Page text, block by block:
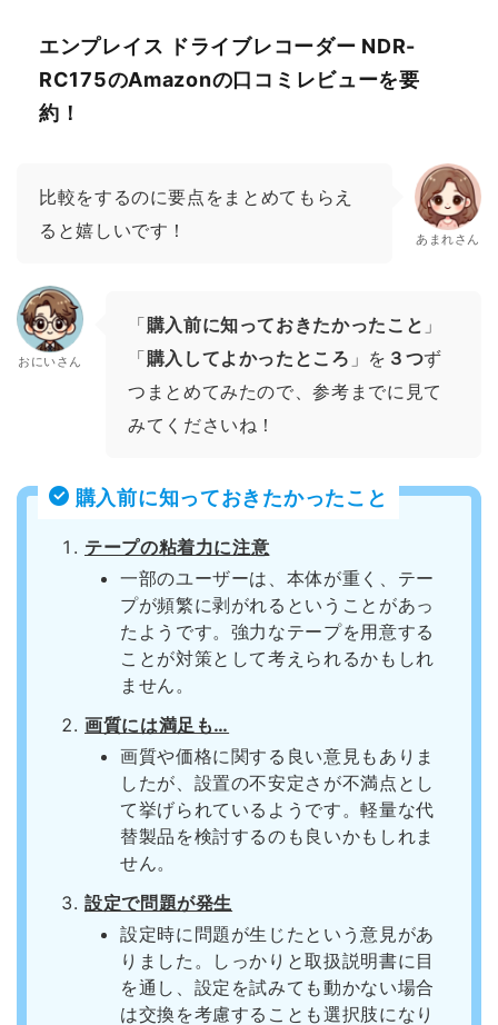
エンプレイス ドライブレコーダー NDR-
RC175のAmazonの口コミレビューを要
約！
比較をするのに要点をまとめてもらえ
ると嬉しいです！
あまれさん
おにいさん
「購入前に知っておきたかったこと 」
「購入してよかったところ 」を ３つず
つまとめてみたので、参考までに見て
みてくださいね！
購入前に知っておきたかったこと
テープの粘着力に注意
一部のユーザーは、本体が重く、テー
プが頻繁に剥がれるということがあっ
たようです。強力なテープを用意する
ことが対策として考えられるかもしれ
ません。
画質には満足も…
画質や価格に関する良い意見もありま
したが、設置の不安定さが不満点とし
て挙げられているようです。軽量な代
替製品を検討するのも良いかもしれま
せん。
設定で問題が発生
設定時に問題が生じたという意見があ
りました。しっかりと取扱説明書に目
を通し、設定を試みても動かない場合
は交換を考慮することも選択肢になり